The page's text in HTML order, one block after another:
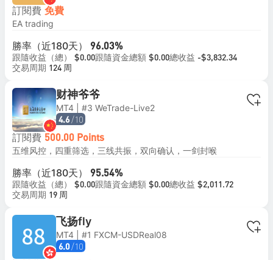
訂閱費 免費
EA trading
勝率（近180天） 96.03%
跟隨收益（總） $0.00跟隨資金總額 $0.00總收益 -$3,832.34
交易周期 124 周
财神爷爷
MT4 | #3 WeTrade-Live2
4.6 /10
訂閱費 500.00 Points
五维风控，四重筛选，三线共振，双向确认，一剑封喉
勝率（近180天） 95.54%
跟隨收益（總） $0.00跟隨資金總額 $0.00總收益 $2,011.72
交易周期 19 周
飞扬fly
MT4 | #1 FXCM-USDReal08
6.0 /10